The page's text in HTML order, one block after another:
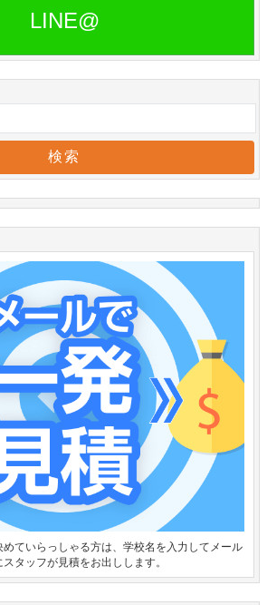
LINE@
ていらっしゃる方は、学校名を入力してメール
タッフが見積をお出しします。